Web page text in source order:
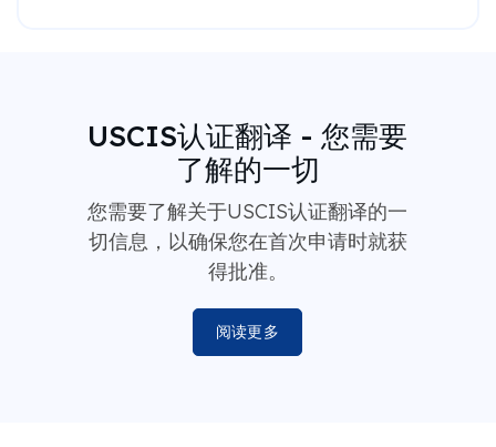
USCIS认证翻译 - 您需要
了解的一切
您需要了解关于USCIS认证翻译的一
切信息，以确保您在首次申请时就获
得批准。
阅读更多